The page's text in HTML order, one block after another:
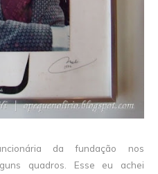
da fundação nos
quadros. Esse eu achei